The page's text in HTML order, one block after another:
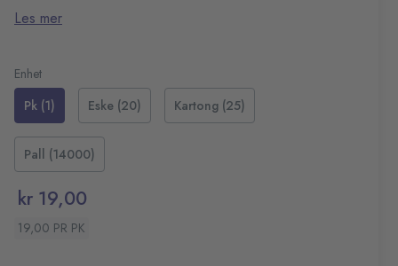
Les mer
Enhet
Pk (1)
Eske (20) Kartong (25)
Pall (14000)
kr 19,00
19,00 PR PK